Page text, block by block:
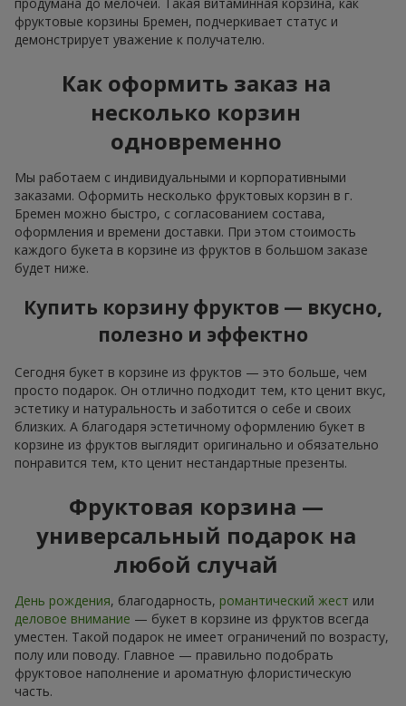
фруктовые корзины Бремен, подчеркивает статус и
демонстрирует уважение к получателю.
Как оформить заказ на
несколько корзин
одновременно
Мы работаем с индивидуальными и корпоративными
заказами. Оформить несколько фруктовых корзин в г.
Бремен можно быстро, с согласованием состава,
оформления и времени доставки. При этом стоимость
каждого букета в корзине из фруктов в большом заказе
будет ниже.
Купить корзину фруктов — вкусно,
полезно и эффектно
Сегодня букет в корзине из фруктов — это больше, чем
просто подарок. Он отлично подходит тем, кто ценит вкус,
эстетику и натуральность и заботится о себе и своих
близких. А благодаря эстетичному оформлению букет в
корзине из фруктов выглядит оригинально и обязательно
понравится тем, кто ценит нестандартные презенты.
Фруктовая корзина —
универсальный подарок на
любой случай
День рождения, благодарность, романтический жест или
деловое внимание — букет в корзине из фруктов всегда
уместен. Такой подарок не имеет ограничений по возрасту,
полу или поводу. Главное — правильно подобрать
фруктовое наполнение и ароматную флористическую
часть.